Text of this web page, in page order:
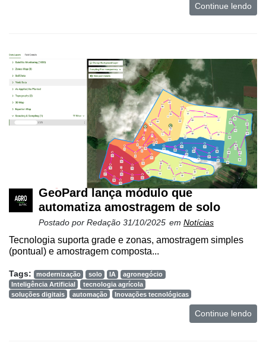
Continue lendo
GeoPard lança módulo que
automatiza amostragem de solo
Postado por Redação 31/10/2025 em Notícias
Tecnologia suporta grade e zonas, amostragem simples
(pontual) e amostragem composta...
Tags: modernização solo IA
agronegócio
Inteligência Artificial
tecnologia agrícola
soluções digitais
automação Inovações tecnológicas
Continue lendo